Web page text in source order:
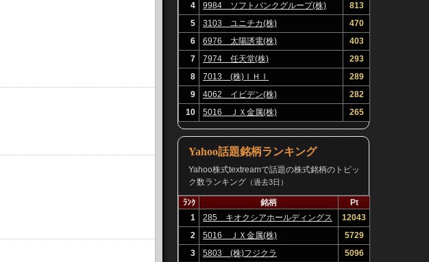
4
9984 ソフトバンクグループ(株)
813
5
3103 ユニチカ(株)
470
6
6976 太陽誘電(株)
403
7
7974 任天堂(株)
293
8
7013 (株)ＩＨＩ
289
9
4062 イビデン(株)
282
10
5016 ＪＸ金属(株) 265
Yahoo話題銘柄ランキング
Yahoo株式textreamで話題の株式銘柄のトピッ
ク数ランキング（過去3日）
ﾗﾝｸ 銘柄
Pt
1
285 キオクシアホールディングス
(株)
12043
2
5016 ＪＸ金属(株)
5729
3
5803 (株)フジクラ
5096